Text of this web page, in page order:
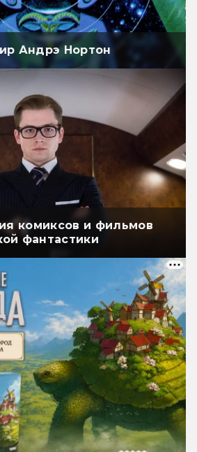
Андрэ Нортон
комиксов и фильмов
фантастики